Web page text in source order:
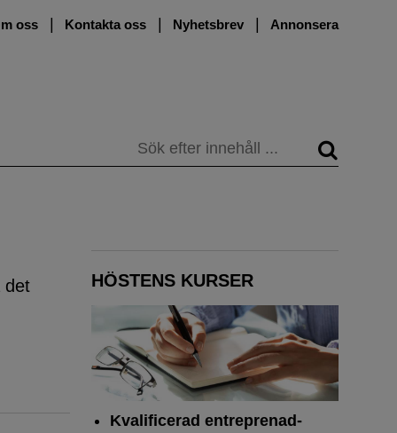
oss Kontakta oss Nyhetsbrev Annonsera
Sök
det
HÖSTENS KURSER
Kvalificerad entreprenad­